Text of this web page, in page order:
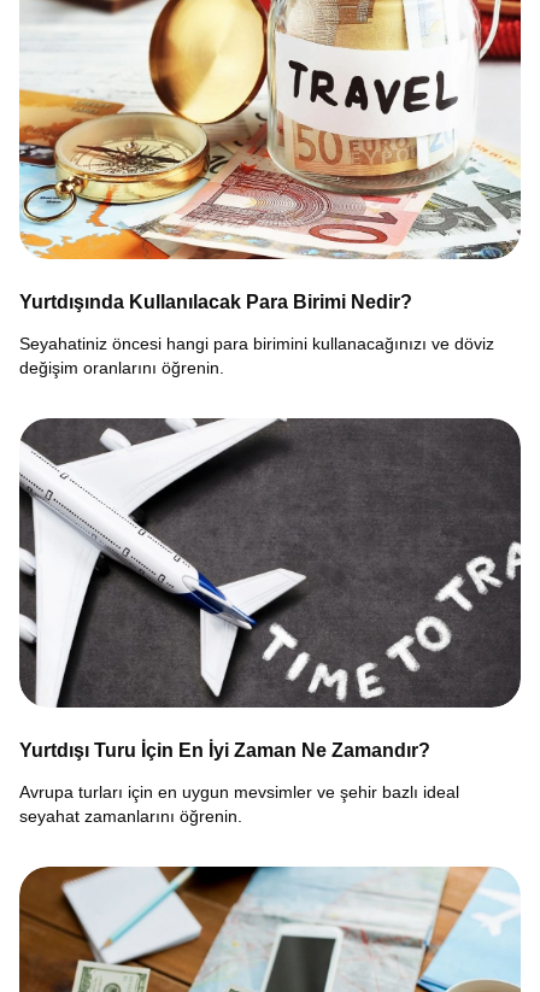
Yurtdışında Kullanılacak Para Birimi Nedir?
Seyahatiniz öncesi hangi para birimini kullanacağınızı ve döviz
değişim oranlarını öğrenin.
Yurtdışı Turu İçin En İyi Zaman Ne Zamandır?
Avrupa turları için en uygun mevsimler ve şehir bazlı ideal
seyahat zamanlarını öğrenin.